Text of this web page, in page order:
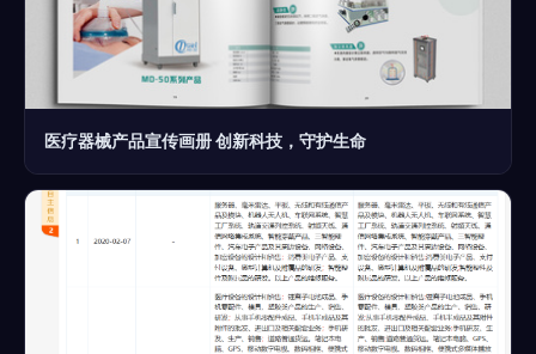
医疗器械产品宣传画册 创新科技，守护生命